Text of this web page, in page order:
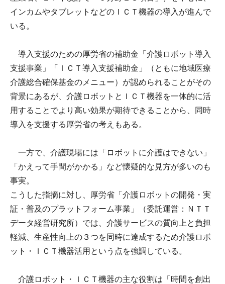
インカムやタブレットなどのＩＣＴ機器の導入が進んで
いる。
導入支援のための厚労省の補助金「介護ロボット導入
支援事業」「ＩＣＴ導入支援補助金」（ともに地域医療
介護総合確保基金のメニュー）が認められることがその
背景にあるが、介護ロボットとＩＣＴ機器を一体的に活
用することでより高い効果が期待できることから、同時
導入を支援する厚労省の考えもある。
一方で、介護現場には「ロボットに介護はできない」
「かえって手間がかかる」など懐疑的な見方が多いのも
事実。
こうした指摘に対し、厚労省「介護ロボットの開発・実
証・普及のプラットフォーム事業」（委託運営：ＮＴＴ
データ経営研究所）では、介護サービスの質向上と負担
軽減、生産性向上の３つを同時に達成するため介護ロボ
ット・ＩＣＴ機器活用という点を強調している。
介護ロボット・ＩＣＴ機器の主な役割は「時間を創出